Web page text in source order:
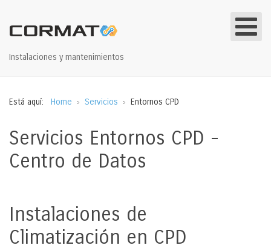
Instalaciones y mantenimientos
Está aquí: Home Servicios Entornos CPD
Servicios Entornos CPD -
Centro de Datos
Instalaciones de
Climatización en CPD